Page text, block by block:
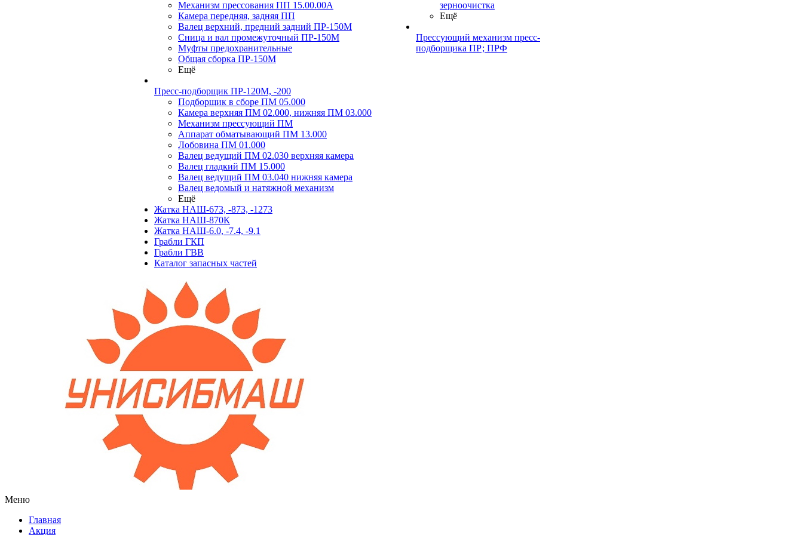
Механизм прессования ПП 15.00.00А
Камера передняя, задняя ПП
Валец верхний, предний задний ПР-150М
Сница и вал промежуточный ПР-150М
Муфты предохранительные
Общая сборка ПР-150М
Ещё
Пресс-подборщик ПР-120М, -200
Подборщик в сборе ПМ 05.000
Камера верхняя ПМ 02.000, нижняя ПМ 03.000
Механизм прессующий ПМ
Аппарат обматывающий ПМ 13.000
Лобовина ПМ 01.000
Валец ведущий ПМ 02.030 верхняя камера
Валец гладкий ПМ 15.000
Валец ведущий ПМ 03.040 нижняя камера
Валец ведомый и натяжной механизм
Ещё
Жатка НАШ-673, -873, -1273
Жатка НАШ-870К
Жатка НАШ-6.0, -7.4, -9.1
Грабли ГКП
Грабли ГВВ
Каталог запасных частей
зерноочистка
Ещё
Прессующий механизм пресс-
подборщика ПР; ПРФ
Меню
Главная
Акция